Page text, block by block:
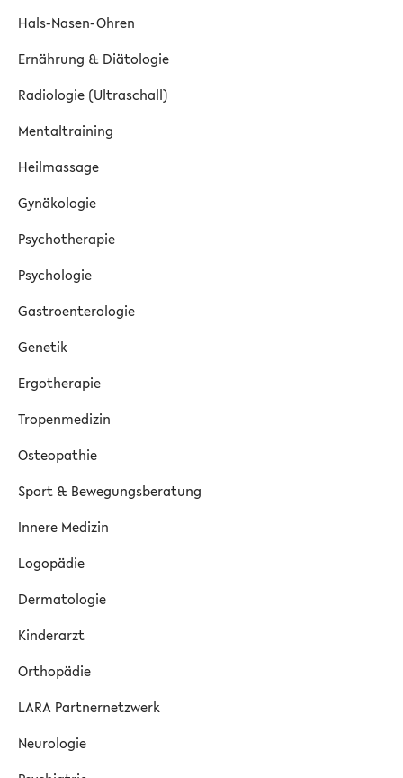
Hals-Nasen-Ohren
Ernährung & Diätologie
Radiologie (Ultraschall)
Mentaltraining
Heilmassage
Gynäkologie
Psychotherapie
Psychologie
Gastroenterologie
Genetik
Ergotherapie
Tropenmedizin
Osteopathie
Sport & Bewegungsberatung
Innere Medizin
Logopädie
Dermatologie
Kinderarzt
Orthopädie
LARA Partnernetzwerk
Neurologie